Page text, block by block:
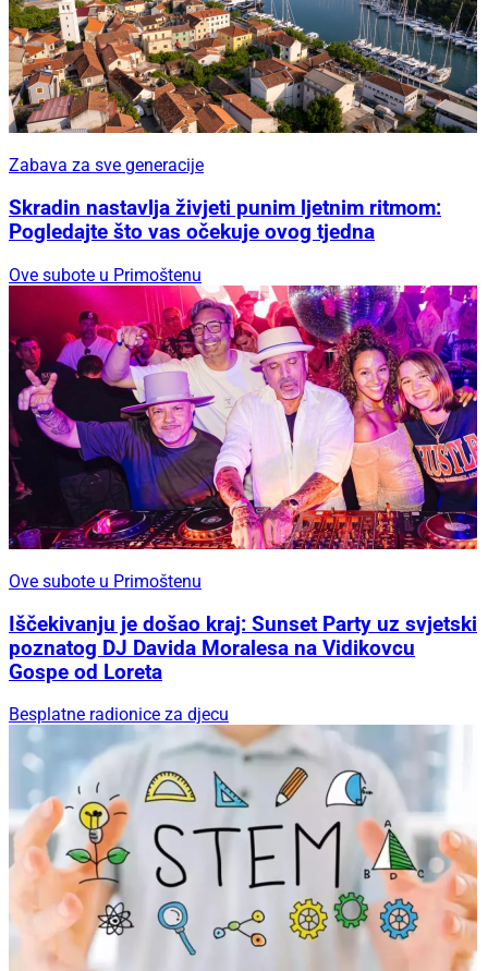
Zabava za sve generacije
Skradin nastavlja živjeti punim ljetnim ritmom:
Pogledajte što vas očekuje ovog tjedna
Ove subote u Primoštenu
Ove subote u Primoštenu
Iščekivanju je došao kraj: Sunset Party uz svjetski
poznatog DJ Davida Moralesa na Vidikovcu
Gospe od Loreta
Besplatne radionice za djecu